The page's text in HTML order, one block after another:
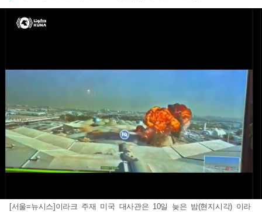
[서울=뉴시스]이라크 주재 미국 대사관은 10일 늦은 밤(현지시각) 이라